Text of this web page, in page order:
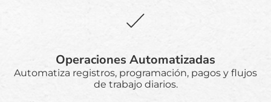
Operaciones Automatizadas
Automatiza registros, programación, pagos y flujos
de trabajo diarios.